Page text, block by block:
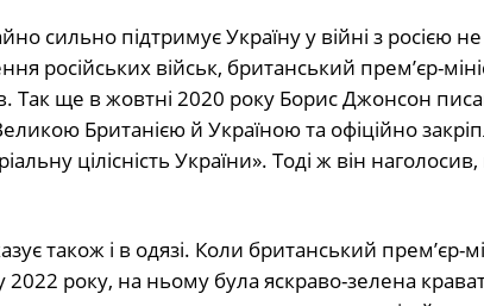
сильно підтримує Україну у війні з росією не
російських військ, британський прем’єр-
Так ще в жовтні 2020 року Борис Джонсон
Британією й Україною та офіційно
цілісність України». Тоді ж він
також і в одязі. Коли британський прем’єр-
року, на ньому була яскраво-зелена